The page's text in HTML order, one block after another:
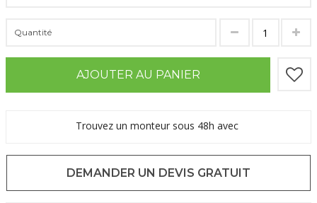
Quantité
AJOUTER AU PANIER
Trouvez un monteur sous 48h avec
DEMANDER UN DEVIS GRATUIT